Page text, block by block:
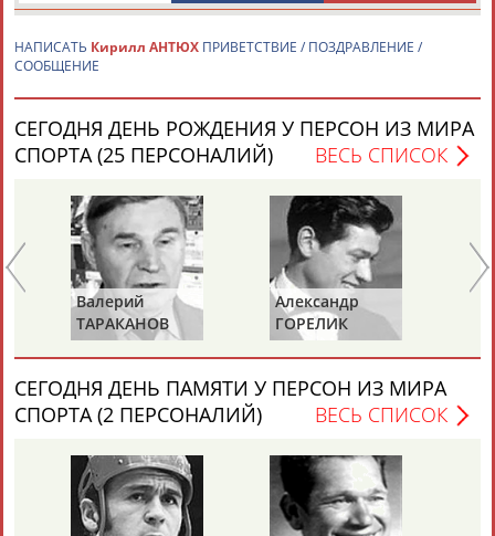
АБДРАХМАНОВАБДРАХМАНОВААБДУВАЛИЕВ
АБДУЛАЕВ
Рамазан
АБДУЛАЕВ
Тагир
АБДУЛАЕВ
Камиль
АБДУЛАЗИЗОВ
Загалав
АБДУЛБЕКОВ
Камалудин
АБДУЛДАУДОВ
Абдула
АБДУЛЖАЛИЛОВ
Магомед
АБДУЛКАГИРОВ
Назир
АБДУЛЛАЕВ
24 персон из 13181
ЕЩЁ ПЕРСОНЫ
НАПИСАТЬ Кирилл АНТЮХ ПРИВЕТСТВИЕ / ПОЗДРАВЛЕНИЕ /
СООБЩЕНИЕ
СЕГОДНЯ ДЕНЬ РОЖДЕНИЯ У ПЕРСОН ИЗ МИРА
СПОРТА (25 ПЕРСОНАЛИЙ)
ВЕСЬ СПИСОК
Валерий
ТАРАКАНОВ
Александр
ГОРЕЛИК
СЕГОДНЯ ДЕНЬ ПАМЯТИ У ПЕРСОН ИЗ МИРА
СПОРТА (2 ПЕРСОНАЛИЙ)
ВЕСЬ СПИСОК